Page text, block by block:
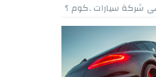
شركة سيارات .كوم ؟